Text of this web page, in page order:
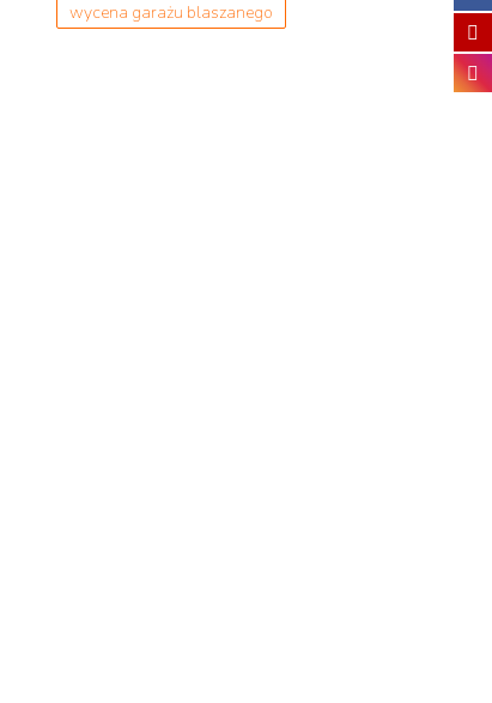
wycena garażu blaszanego